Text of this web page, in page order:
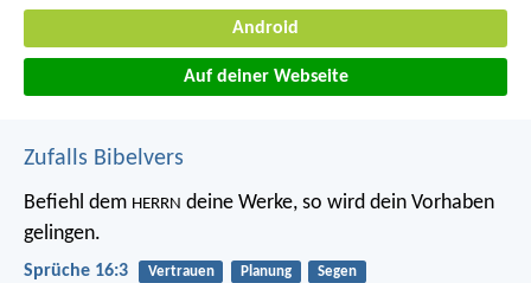
Android
Auf deiner Webseite
Zufalls Bibelvers
Befiehl dem HERRN deine Werke, so wird dein Vorhaben
gelingen.
Sprüche 16:3 Vertrauen Planung Segen